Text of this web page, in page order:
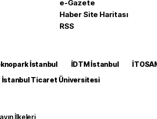
e-Gazete
Haber Site Haritası
RSS
İstanbul İDTM İstanbul
İstanbul Ticaret Üniversitesi
İlkeleri